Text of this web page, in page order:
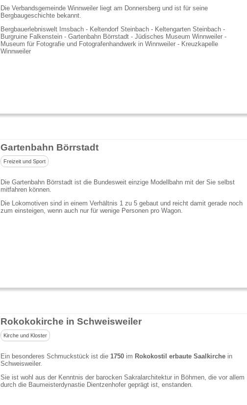
Die Verbandsgemeinde Winnweiler liegt am Donnersberg und ist für seine
Bergbaugeschichte bekannt.
Bergbauerlebniswelt Imsbach - Keltendorf Steinbach - Keltengarten Steinbach -
Burgruine Falkenstein - Gartenbahn Börrstadt - Jüdisches Museum Winnweiler -
Museum für Fotografie und Fotografenhandwerk in Winnweiler - Kreuzkapelle
Winnweiler
Gartenbahn Börrstadt
Freizeit und Sport
Die Gartenbahn Börrstadt ist die Bundesweit einzige Modellbahn mit der Sie selbst
mitfahren können.
Die Lokomotiven sind in einem Verhältnis 1 zu 5 gebaut und reicht damit gerade noch
zum einsteigen, wenn auch nur für wenige Personen pro Wagon.
Rokokokirche in Schweisweiler
Kirche und Kloster
Ein besonderes Schmuckstück ist die 1750im Rokokostil erbaute Saalkirchein
Schweisweiler.
Sie ist wohl aus der Kenntnis der barocken Sakralarchitektur in Böhmen, die vor allem
durch die Baumeisterdynastie Dientzenhofer geprägt ist, enstanden.